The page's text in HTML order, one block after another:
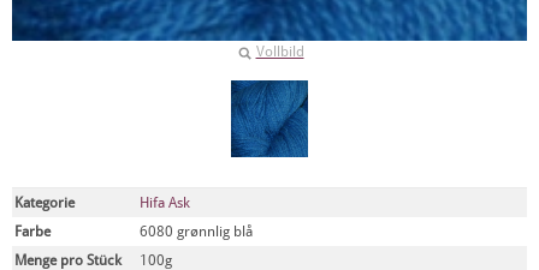
Vollbild
Kategorie
Hifa Ask
Farbe
6080 grønnlig blå
Menge pro Stück
100g